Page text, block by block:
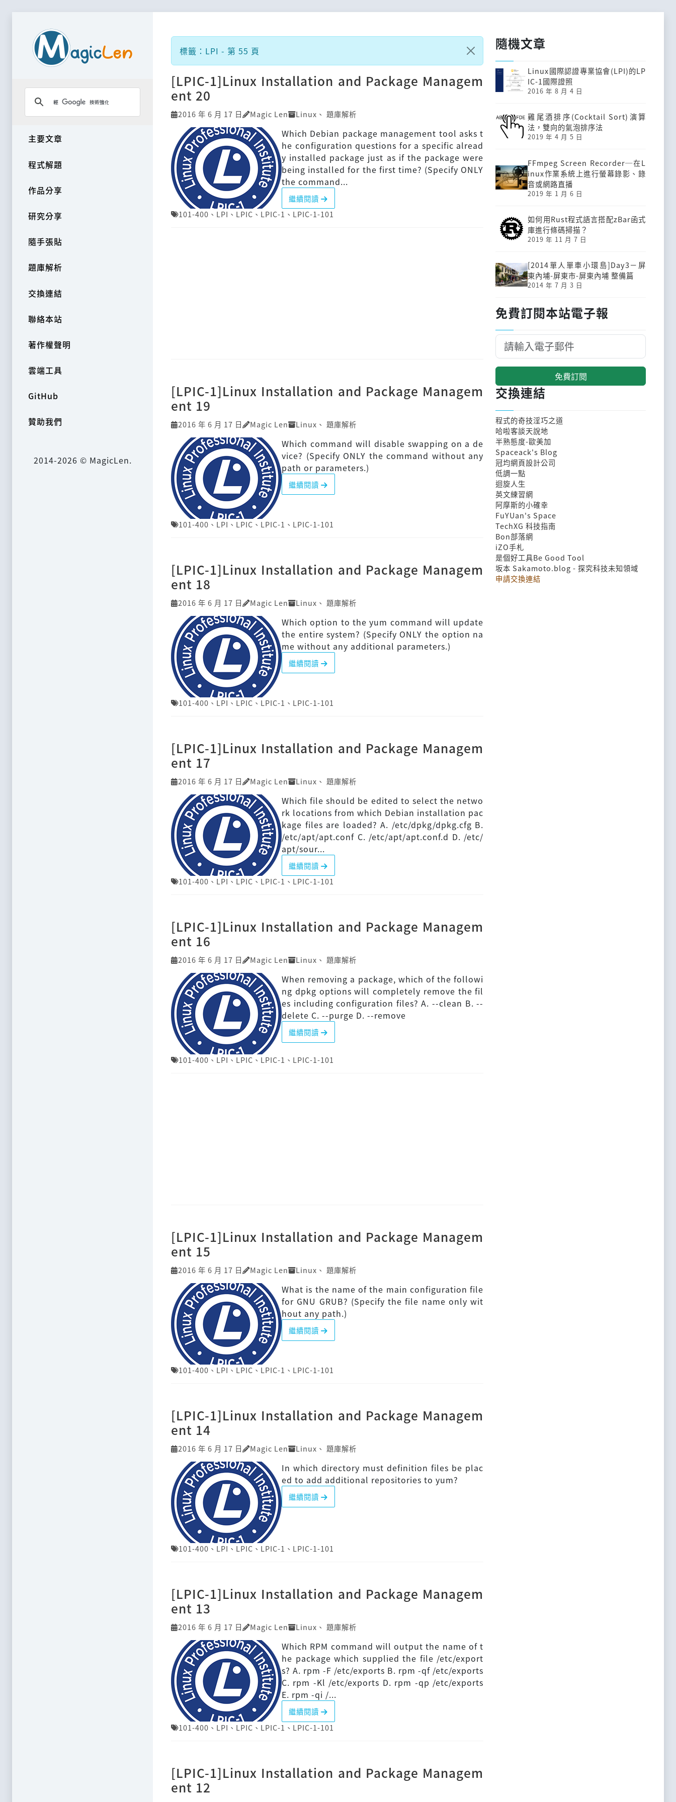
主要文章
程式解題
作品分享
研究分享
隨手張貼
題庫解析
交換連結
聯絡本站
著作權聲明
雲端工具
GitHub
贊助我們
2014-2026 © MagicLen.
標籤：LPI - 第 55 頁
[LPIC-1]Linux Installation and Package Managem
ent 20
2016 年 6 月 17 日 Magic Len Linux 、 題庫解析
Which Debian package management tool asks t
he configuration questions for a specific alread
y installed package just as if the package were
being installed for the first time? (Specify ONLY
the command...
繼續閱讀
101-400 、 LPI 、 LPIC 、 LPIC-1 、 LPIC-1-101
[LPIC-1]Linux Installation and Package Managem
ent 19
2016 年 6 月 17 日 Magic Len Linux 、 題庫解析
Which command will disable swapping on a de
vice? (Specify ONLY the command without any
path or parameters.)
繼續閱讀
101-400 、 LPI 、 LPIC 、 LPIC-1 、 LPIC-1-101
[LPIC-1]Linux Installation and Package Managem
ent 18
2016 年 6 月 17 日 Magic Len Linux 、 題庫解析
Which option to the yum command will update
the entire system? (Specify ONLY the option na
me without any additional parameters.)
繼續閱讀
101-400 、 LPI 、 LPIC 、 LPIC-1 、 LPIC-1-101
[LPIC-1]Linux Installation and Package Managem
ent 17
2016 年 6 月 17 日 Magic Len Linux 、 題庫解析
Which file should be edited to select the netwo
rk locations from which Debian installation pac
kage files are loaded? A. /etc/dpkg/dpkg.cfg B.
/etc/apt/apt.conf C. /etc/apt/apt.conf.d D. /etc/
apt/sour...
繼續閱讀
101-400 、 LPI 、 LPIC 、 LPIC-1 、 LPIC-1-101
[LPIC-1]Linux Installation and Package Managem
ent 16
2016 年 6 月 17 日 Magic Len Linux 、 題庫解析
When removing a package, which of the followi
ng dpkg options will completely remove the fil
es including configuration files? A. --clean B. --
delete C. --purge D. --remove
繼續閱讀
101-400 、 LPI 、 LPIC 、 LPIC-1 、 LPIC-1-101
[LPIC-1]Linux Installation and Package Managem
ent 15
2016 年 6 月 17 日 Magic Len Linux 、 題庫解析
What is the name of the main configuration file
for GNU GRUB? (Specify the file name only wit
hout any path.)
繼續閱讀
101-400 、 LPI 、 LPIC 、 LPIC-1 、 LPIC-1-101
[LPIC-1]Linux Installation and Package Managem
ent 14
2016 年 6 月 17 日 Magic Len Linux 、 題庫解析
In which directory must definition files be plac
ed to add additional repositories to yum?
繼續閱讀
101-400 、 LPI 、 LPIC 、 LPIC-1 、 LPIC-1-101
[LPIC-1]Linux Installation and Package Managem
ent 13
2016 年 6 月 17 日 Magic Len Linux 、 題庫解析
Which RPM command will output the name of t
he package which supplied the file /etc/export
s? A. rpm -F /etc/exports B. rpm -qf /etc/exports
C. rpm -Kl /etc/exports D. rpm -qp /etc/exports
E. rpm -qi /...
繼續閱讀
101-400 、 LPI 、 LPIC 、 LPIC-1 、 LPIC-1-101
[LPIC-1]Linux Installation and Package Managem
ent 12
隨機文章
Linux國際認證專業協會(LPI)的LP
IC-1國際證照
2016 年 8 月 4 日
雞尾酒排序(Cocktail Sort)演算
法，雙向的氣泡排序法
2019 年 4 月 5 日
FFmpeg Screen Recorder─在L
inux作業系統上進行螢幕錄影、錄
音或網路直播
2019 年 1 月 6 日
如何用Rust程式語言搭配zBar函式
庫進行條碼掃描？
2019 年 11 月 7 日
[2014單人單車小環島]Day3－屏
東內埔-屏東市-屏東內埔 整備篇
2014 年 7 月 3 日
免費訂閱本站電子報
免費訂閱
交換連結
程式的奇技淫巧之道
哈啦客談天說地
半熟態度-歐美加
Spaceack's Blog
冠均網頁設計公司
低調一點
迴旋人生
英文練習網
阿摩斯的小確幸
FuYUan's Space
TechXG 科技指南
Bon部落網
iZO手札
是個好工具Be Good Tool
坂本 Sakamoto.blog - 探究科技未知領域
申請交換連結